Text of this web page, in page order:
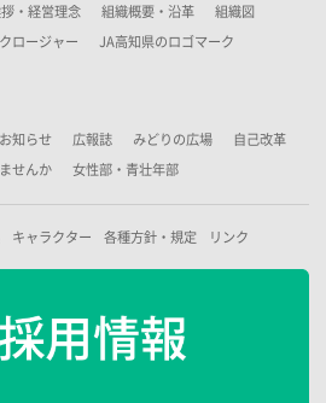
・経営理念 組織概要・沿革 組織図
ロージャー JA高知県のロゴマーク
知らせ 広報誌 みどりの広場 自己改革
せんか 女性部・青壮年部
キャラクター 各種方針・規定 リンク